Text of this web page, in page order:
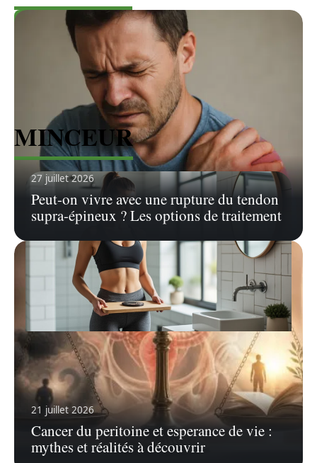
27 juillet 2026
Peut-on vivre avec une rupture du tendon
supra-épineux ? Les options de traitement
21 juillet 2026
Cancer du peritoine et esperance de vie :
mythes et réalités à découvrir
Voir tous les articles
MINCEUR
25 juillet 2026
J’ai perdu 2 kilos en 2 jours, est-ce
vraiment possible et comment y
parvenir ?
La quête d'une silhouette plus mince est
souvent associée à la nécessité…
En savoir plus